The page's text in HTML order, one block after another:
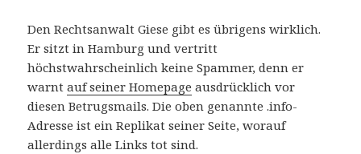
Den Rechtsanwalt Giese gibt es übrigens wirklich.
Er sitzt in Hamburg und vertritt
höchstwahrscheinlich keine Spammer, denn er
warntauf seiner Homepage ausdrücklich vor
diesen Betrugsmails. Die oben genannte .info-
Adresse ist ein Replikat seiner Seite, worauf
allerdings alle Links tot sind.